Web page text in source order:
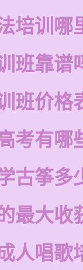
培训哪
班靠谱
班价格
考有哪
古筝多
最大收
人唱歌